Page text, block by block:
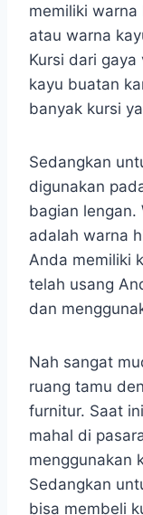
memiliki
atau warna
Kursi dari
kayu buatan
banyak kursi
Sedangkan
digunakan
bagian lengan.
adalah warna
Anda memiliki
telah usang
dan
Nah sangat
ruang tamu
furnitur. Saat
mahal di
menggunakan
Sedangkan
bisa membeli